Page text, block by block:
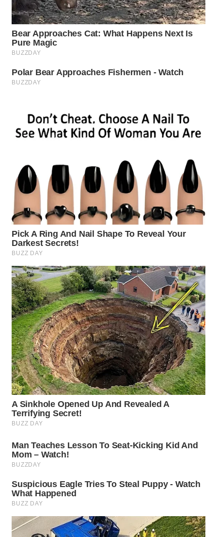
WN
TANGERANG
WN
BINJAI
WN
INDRAMAYU
WN
KUNINGAN
MAJALENGKA
WN
SUBANG
WN
SUKABUMI
WN
PURWAKARTA
WN
PRIANGAN
TIMUR
WN
SEMARANG
WN
WN
WN
MADURA
WN